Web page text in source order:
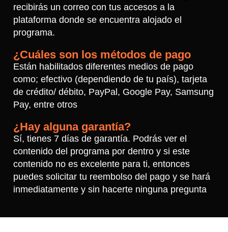
recibirás un correo con tus accesos a la
plataforma donde se encuentra alojado el
programa.
¿Cuáles son los métodos de pago
Están habilitados diferentes medios de pago
como; efectivo (dependiendo de tu país), tarjeta
de crédito/ débito, PayPal, Google Pay, Samsung
Pay, entre otros
¿Hay alguna garantía?
Sí, tienes 7 días de garantía. Podrás ver el
contenido del programa por dentro y si este
contenido no es excelente para ti, entonces
puedes solicitar tu reembolso del pago y se hará
inmediatamente y sin hacerte ninguna pregunta